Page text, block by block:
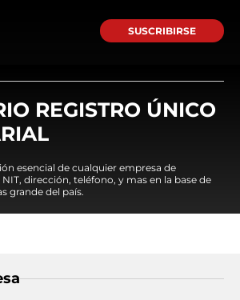
SUSCRIBIRSE
REGISTRO ÚNICO
esencial de cualquier empresa de
dirección, teléfono, y mas en la base de
grande del país.